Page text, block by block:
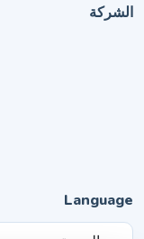
الشركة
Language